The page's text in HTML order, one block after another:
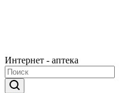
Интернет - аптека